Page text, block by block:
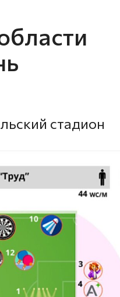
стадион